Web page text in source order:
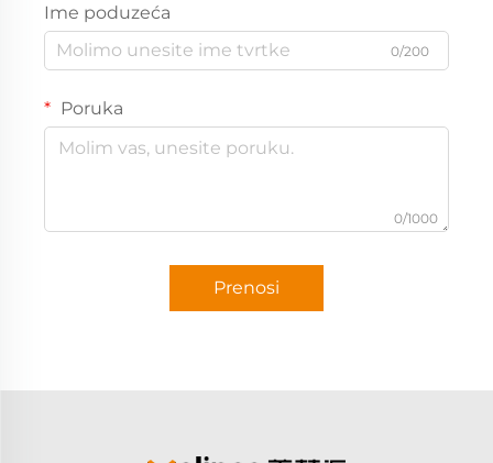
Ime poduzeća
0/200
Poruka
0/1000
Prenosi